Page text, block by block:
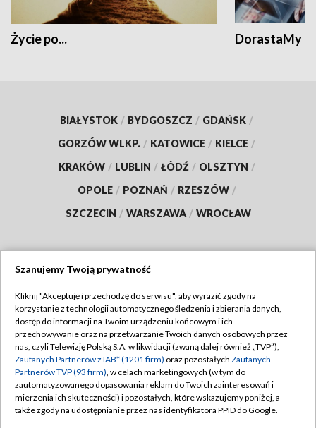
Życie po... DorastaMy
BIAŁYSTOK / BYDGOSZCZ / GDAŃSK /
GORZÓW WLKP. / KATOWICE / KIELCE /
KRAKÓW / LUBLIN / ŁÓDŹ / OLSZTYN /
OPOLE / POZNAŃ / RZESZÓW /
SZCZECIN / WARSZAWA / WROCŁAW
TVP
Abonament TVP
Emisja w TVP
Centrum informacji TVP
Naziemna Telewizja Cyfrowa
Regulamin TVP
Polityka prywatności
Moje zgody
Pomoc
Szanujemy Twoją prywatność
Kliknij "Akceptuję i przechodzę do serwisu", aby wyrazić zgody na
korzystanie z technologii automatycznego śledzenia i zbierania danych,
dostęp do informacji na Twoim urządzeniu końcowym i ich
przechowywanie oraz na przetwarzanie Twoich danych osobowych przez
nas, czyli Telewizję Polską S.A. w likwidacji (zwaną dalej również „TVP”),
Zaufanych Partnerów z IAB* (1201 firm) oraz pozostałych Zaufanych
Partnerów TVP (93 firm), w celach marketingowych (w tym do
zautomatyzowanego dopasowania reklam do Twoich zainteresowań i
mierzenia ich skuteczności) i pozostałych, które wskazujemy poniżej, a
także zgody na udostępnianie przez nas identyfikatora PPID do Google.